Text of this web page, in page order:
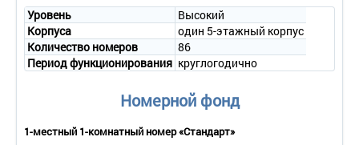
Уровень
Высокий
Корпуса
один 5-этажный корпус
Количество номеров
86
Период функционирования круглогодично
Номерной фонд
1-местный 1-комнатный номер «Стандарт»